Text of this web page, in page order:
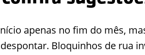
apenas no fim do mês,
Bloquinhos de rua